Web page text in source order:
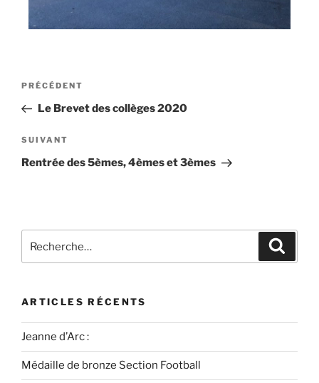
PRÉCÉDENT
Le Brevet des collèges 2020
SUIVANT
Rentrée des 5èmes, 4èmes et 3èmes
ARTICLES RÉCENTS
Jeanne d’Arc :
Médaille de bronze Section Football